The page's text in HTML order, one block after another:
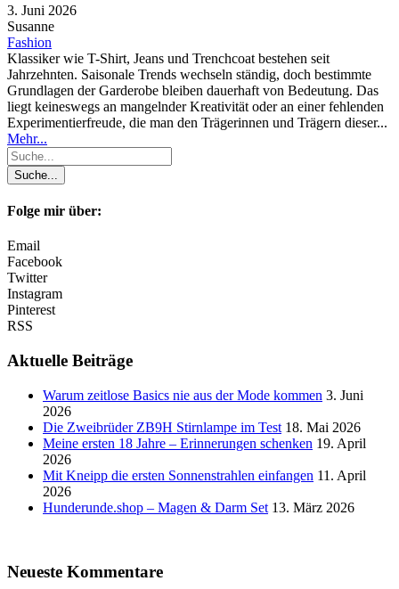
3. Juni 2026
Susanne
Fashion
Klassiker wie T-Shirt, Jeans und Trenchcoat bestehen seit
Jahrzehnten. Saisonale Trends wechseln ständig, doch bestimmte
Grundlagen der Garderobe bleiben dauerhaft von Bedeutung. Das
liegt keineswegs an mangelnder Kreativität oder an einer fehlenden
Experimentierfreude, die man den Trägerinnen und Trägern dieser...
Mehr...
Folge mir über:
Email
Facebook
Twitter
Instagram
Pinterest
RSS
Aktuelle Beiträge
Warum zeitlose Basics nie aus der Mode kommen 3. Juni
2026
Die Zweibrüder ZB9H Stirnlampe im Test 18. Mai 2026
Meine ersten 18 Jahre – Erinnerungen schenken 19. April
2026
Mit Kneipp die ersten Sonnenstrahlen einfangen 11. April
2026
Hunderunde.shop – Magen & Darm Set 13. März 2026
Neueste Kommentare